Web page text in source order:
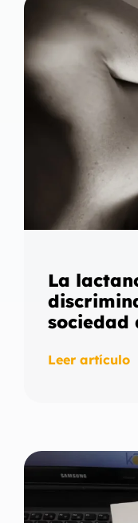
La
sociedad
Leer artículo